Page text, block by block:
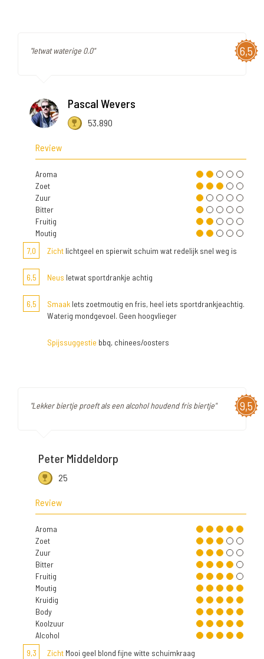
6,5
"Ietwat waterige 0.0"
Pascal Wevers
53.890
Review
Aroma
Zoet
Zuur
Bitter
Fruitig
Moutig
7,0
Zicht lichtgeel en spierwit schuim wat redelijk snel weg is
6,5 Neus Ietwat sportdrankje achtig
6,5 Smaak Iets zoetmoutig en fris, heel iets sportdrankjeachtig.
Waterig mondgevoel. Geen hoogvlieger
Spijssuggestie bbq, chinees/oosters
9,5
"Lekker biertje proeft als een alcohol houdend fris biertje"
Peter Middeldorp
25
Review
Aroma
Zoet
Zuur
Bitter
Fruitig
Moutig
Kruidig
Body
Koolzuur
Alcohol
9,3
Zicht Mooi geel blond fijne witte schuimkraag